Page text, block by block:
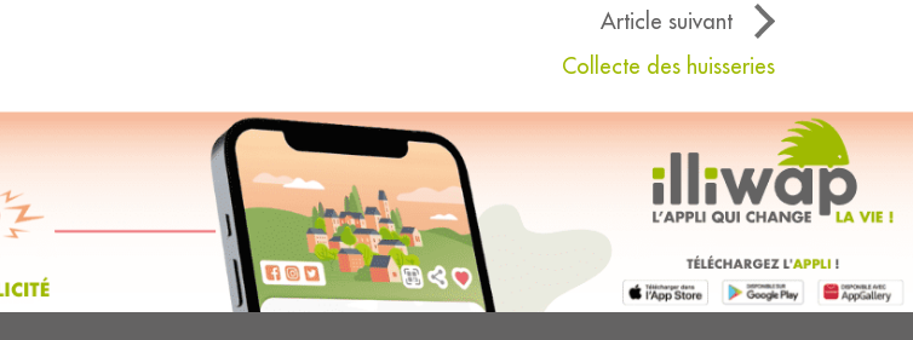
Article suivant
Collecte des huisseries